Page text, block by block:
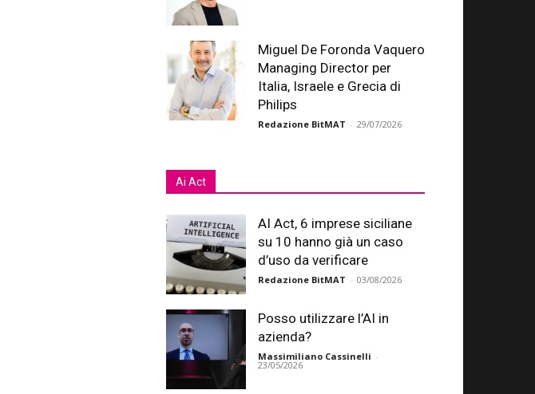
Miguel De Foronda Vaquero
Managing Director per
Italia, Israele e Grecia di
Philips
Redazione BitMAT - 29/07/2026
Ai Act
AI Act, 6 imprese siciliane
su 10 hanno già un caso
d’uso da verificare
Redazione BitMAT - 03/08/2026
Posso utilizzare l’AI in
azienda?
Massimiliano Cassinelli -
23/05/2026